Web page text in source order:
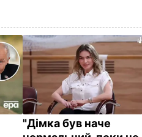
"Дімка був наче